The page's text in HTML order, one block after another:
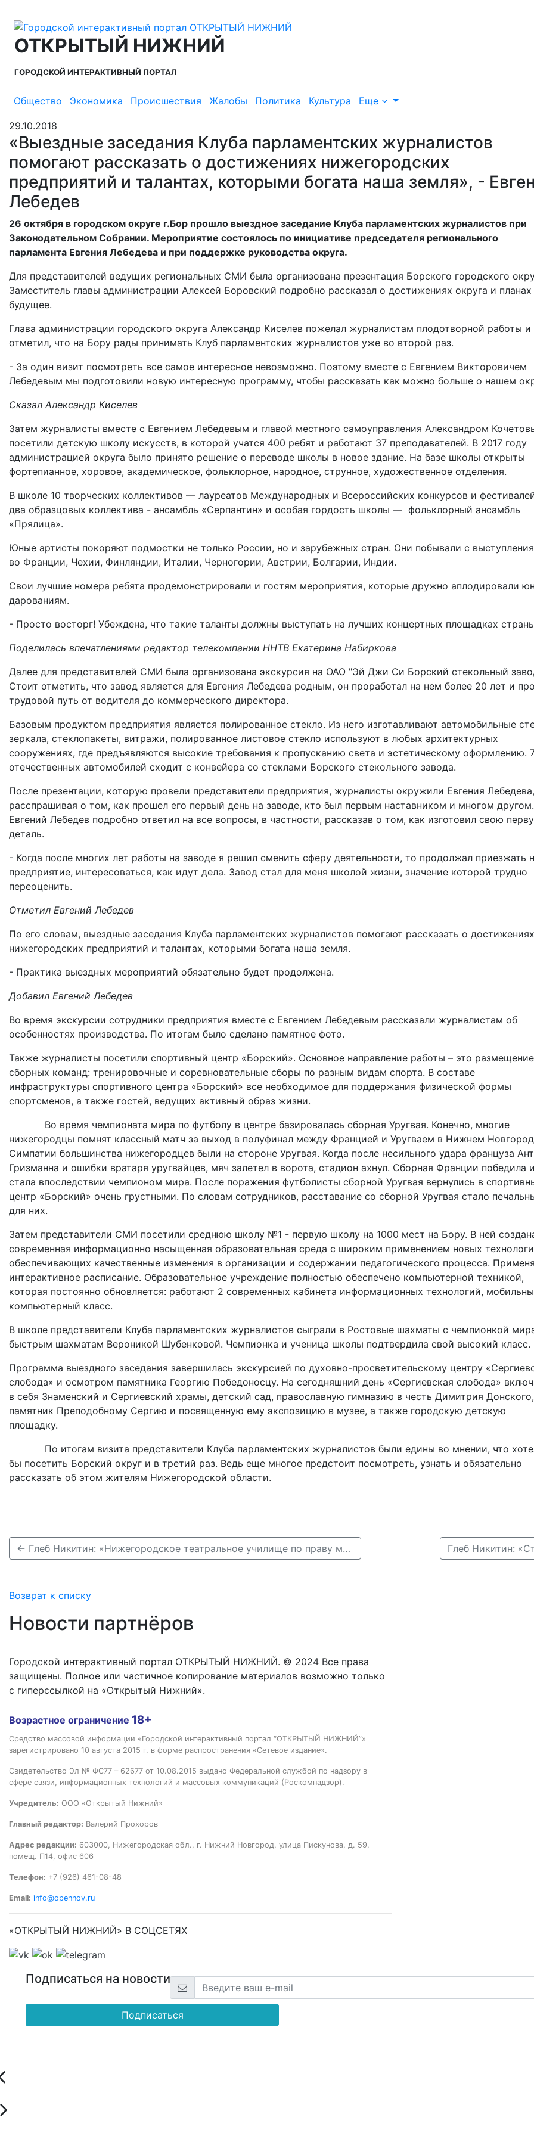
ОТКРЫТЫЙ НИЖНИЙ
ГОРОДСКОЙ ИНТЕРАКТИВНЫЙ ПОРТАЛ
Общество Экономика Происшествия Жалобы Политика Культура Еще
29.10.2018
«Выездные заседания Клуба парламентских журналистов
помогают рассказать о достижениях нижегородских
предприятий и талантах, которыми богата наша земля», -
Лебедев
26 октября в городском округе г.Бор прошло выездное заседание Клуба парламентских журналистов при
Законодательном Собрании. Мероприятие состоялось по инициативе председателя регионального
парламента Евгения Лебедева и при поддержке руководства округа.
Для представителей ведущих региональных СМИ была организована презентация Борского городского
Заместитель главы администрации Алексей Боровский подробно рассказал о достижениях округа и планах
будущее.
Глава администрации городского округа Александр Киселев пожелал журналистам плодотворной работы и
отметил, что на Бору рады принимать Клуб парламентских журналистов уже во второй раз.
- За один визит посмотреть все самое интересное невозможно. Поэтому вместе с Евгением Викторовичем
Лебедевым мы подготовили новую интересную программу, чтобы рассказать как можно больше о нашем
Сказал Александр Киселев
Затем журналисты вместе с Евгением Лебедевым и главой местного самоуправления Александром
посетили детскую школу искусств, в которой учатся 400 ребят и работают 37 преподавателей. В 2017 году
администрацией округа было принято решение о переводе школы в новое здание. На базе школы открыты
фортепианное, хоровое, академическое, фольклорное, народное, струнное, художественное отделения.
В школе 10 творческих коллективов — лауреатов Международных и Всероссийских конкурсов и
два образцовых коллектива - ансамбль «Серпантин» и особая гордость школы — фольклорный ансамбль
«Прялица».
Юные артисты покоряют подмостки не только России, но и зарубежных стран. Они побывали с
во Франции, Чехии, Финляндии, Италии, Черногории, Австрии, Болгарии, Индии.
Свои лучшие номера ребята продемонстрировали и гостям мероприятия, которые дружно аплодировали
дарованиям.
- Просто восторг! Убеждена, что такие таланты должны выступать на лучших концертных площадках
Поделилась впечатлениями редактор телекомпании ННТВ Екатерина Набиркова
Далее для представителей СМИ была организована экскурсия на ОАО "Эй Джи Си Борский стекольный
Стоит отметить, что завод является для Евгения Лебедева родным, он проработал на нем более 20 лет и
трудовой путь от водителя до коммерческого директора.
Базовым продуктом предприятия является полированное стекло. Из него изготавливают автомобильные
зеркала, стеклопакеты, витражи, полированное листовое стекло используют в любых архитектурных
сооружениях, где предъявляются высокие требования к пропусканию света и эстетическому оформлению.
отечественных автомобилей сходит с конвейера со стеклами Борского стекольного завода.
После презентации, которую провели представители предприятия, журналисты окружили Евгения Лебедева,
расспрашивая о том, как прошел его первый день на заводе, кто был первым наставником и многом другом.
Евгений Лебедев подробно ответил на все вопросы, в частности, рассказав о том, как изготовил свою
деталь.
- Когда после многих лет работы на заводе я решил сменить сферу деятельности, то продолжал приезжать
предприятие, интересоваться, как идут дела. Завод стал для меня школой жизни, значение которой трудно
переоценить.
Отметил Евгений Лебедев
По его словам, выездные заседания Клуба парламентских журналистов помогают рассказать о достижениях
нижегородских предприятий и талантах, которыми богата наша земля.
- Практика выездных мероприятий обязательно будет продолжена.
Добавил Евгений Лебедев
Во время экскурсии сотрудники предприятия вместе с Евгением Лебедевым рассказали журналистам об
особенностях производства. По итогам было сделано памятное фото.
Также журналисты посетили спортивный центр «Борский». Основное направление работы – это размещение
сборных команд: тренировочные и соревновательные сборы по разным видам спорта. В составе
инфраструктуры спортивного центра «Борский» все необходимое для поддержания физической формы
спортсменов, а также гостей, ведущих активный образ жизни.
Во время чемпионата мира по футболу в центре базировалась сборная Уругвая. Конечно, многие
нижегородцы помнят классный матч за выход в полуфинал между Францией и Уругваем в Нижнем
Симпатии большинства нижегородцев были на стороне Уругвая. Когда после несильного удара француза
Гризманна и ошибки вратаря уругвайцев, мяч залетел в ворота, стадион ахнул. Сборная Франции победила и
стала впоследствии чемпионом мира. После поражения футболисты сборной Уругвая вернулись в
центр «Борский» очень грустными. По словам сотрудников, расставание со сборной Уругвая стало
для них.
Затем представители СМИ посетили среднюю школу №1 - первую школу на 1000 мест на Бору. В ней
современная информационно насыщенная образовательная среда с широким применением новых
обеспечивающих качественные изменения в организации и содержании педагогического процесса.
интерактивное расписание. Образовательное учреждение полностью обеспечено компьютерной техникой,
которая постоянно обновляется: работают 2 современных кабинета информационных технологий,
компьютерный класс.
В школе представители Клуба парламентских журналистов сыграли в Ростовые шахматы с чемпионкой
быстрым шахматам Вероникой Шубенковой. Чемпионка и ученица школы подтвердила свой высокий класс.
Программа выездного заседания завершилась экскурсией по духовно-просветительскому центру
слобода» и осмотром памятника Георгию Победоносцу. На сегодняшний день «Сергиевская слобода»
в себя Знаменский и Сергиевский храмы, детский сад, православную гимназию в честь Димитрия Донского,
памятник Преподобному Сергию и посвященную ему экспозицию в музее, а также городскую детскую
площадку.
По итогам визита представители Клуба парламентских журналистов были едины во мнении, что
бы посетить Борский округ и в третий раз. Ведь еще многое предстоит посмотреть, узнать и обязательно
рассказать об этом жителям Нижегородской области.
← Глеб Никитин: «Нижегородское театральное училище по праву можно назвать одним из культурных центров региона»
Возврат к списку
Новости партнёров
Городской интерактивный портал ОТКРЫТЫЙ НИЖНИЙ. © 2024 Все права
защищены. Полное или частичное копирование материалов возможно только
с гиперссылкой на «Открытый Нижний».
Возрастное ограничение 18+
Средство массовой информации «Городской интерактивный портал “ОТКРЫТЫЙ НИЖНИЙ”»
зарегистрировано 10 августа 2015 г. в форме распространения «Сетевое издание».
Свидетельство Эл № ФС77 – 62677 от 10.08.2015 выдано Федеральной службой по надзору в
сфере связи, информационных технологий и массовых коммуникаций (Роскомнадзор).
Учредитель: ООО «Открытый Нижний»
Главный редактор: Валерий Прохоров
Адрес редакции: 603000, Нижегородская обл., г. Нижний Новгород, улица Пискунова, д. 59,
помещ. П14, офис 606
Телефон: +7 (926) 461-08-48
Email: info@opennov.ru
«ОТКРЫТЫЙ НИЖНИЙ» В СОЦСЕТЯХ
Подписаться на новости
Подписаться